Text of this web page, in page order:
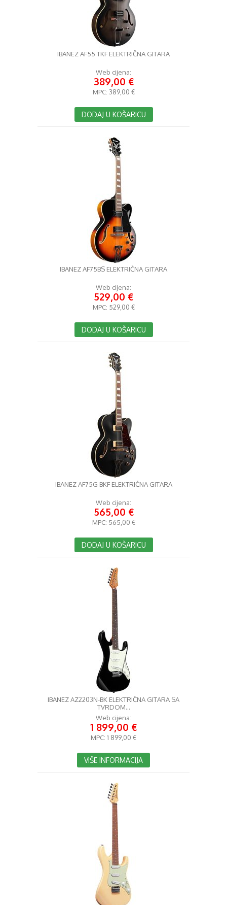
IBANEZ AF55 TKF ELEKTRIČNA GITARA
Web cijena:
389,00 €
MPC: 389,00 €
DODAJ U KOŠARICU
IBANEZ AF75BS ELEKTRIČNA GITARA
Web cijena:
529,00 €
MPC: 529,00 €
DODAJ U KOŠARICU
IBANEZ AF75G BKF ELEKTRIČNA GITARA
Web cijena:
565,00 €
MPC: 565,00 €
DODAJ U KOŠARICU
IBANEZ AZ2203N-BK ELEKTRIČNA GITARA SA
TVRDOM...
Web cijena:
1 899,00 €
MPC: 1 899,00 €
VIŠE INFORMACIJA